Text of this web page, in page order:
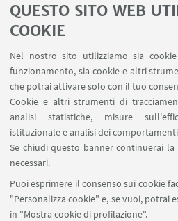
QUESTO SITO WEB
COOKIE
Nel nostro sito utilizziamo sia
funzionamento, sia cookie e altri
che potrai attivare solo con il tuo
Cookie e altri strumenti di
analisi statistiche, misure
istituzionale e analisi dei
Se chiudi questo banner continuerai
necessari.
Puoi esprimere il consenso sui cookie
"Personalizza cookie" e, se vuoi, potrai
in "Mostra cookie di profilazione".
salvaguardia dei territori
risultano cruciali per lo
sostenibile e la
di coesistenza a ridotto
prevenzione del dissesto
la gestione e
interventi di
interventi in ambito
Incontro a cura di
Biblioteca Classense